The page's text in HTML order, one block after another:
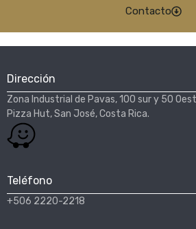
Contacto
Dirección
Zona Industrial de Pavas, 100 sur y 50
Pizza Hut, San José, Costa Rica.​
Teléfono
+506 2220-2218